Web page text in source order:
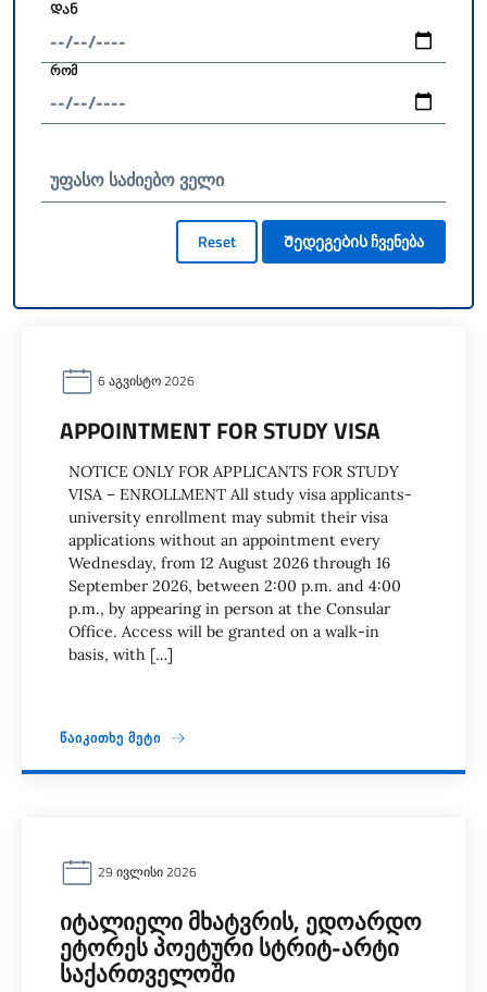
Დან
რომ
უფასო საძიებო ველი
Reset Შედეგების ჩვენება
6 ᲐᲒᲕᲘᲡᲢᲝ 2026
APPOINTMENT FOR STUDY VISA
NOTICE ONLY FOR APPLICANTS FOR STUDY
VISA – ENROLLMENT All study visa applicants-
university enrollment may submit their visa
applications without an appointment every
Wednesday, from 12 August 2026 through 16
September 2026, between 2:00 p.m. and 4:00
p.m., by appearing in person at the Consular
Office. Access will be granted on a walk-in
basis, with […]
ᲬᲐᲘᲙᲘᲗᲮᲔ ᲛᲔᲢᲘ
29 ᲘᲕᲚᲘᲡᲘ 2026
ᲘᲢᲐᲚᲘᲔᲚᲘ ᲛᲮᲐᲢᲕᲠᲘᲡ, ᲔᲓᲝᲐᲠᲓᲝ
ᲔᲢᲝᲠᲔᲡ ᲞᲝᲔᲢᲣᲠᲘ ᲡᲢᲠᲘᲢ-ᲐᲠᲢᲘ
ᲡᲐᲥᲐᲠᲗᲕᲔᲚᲝᲨᲘ